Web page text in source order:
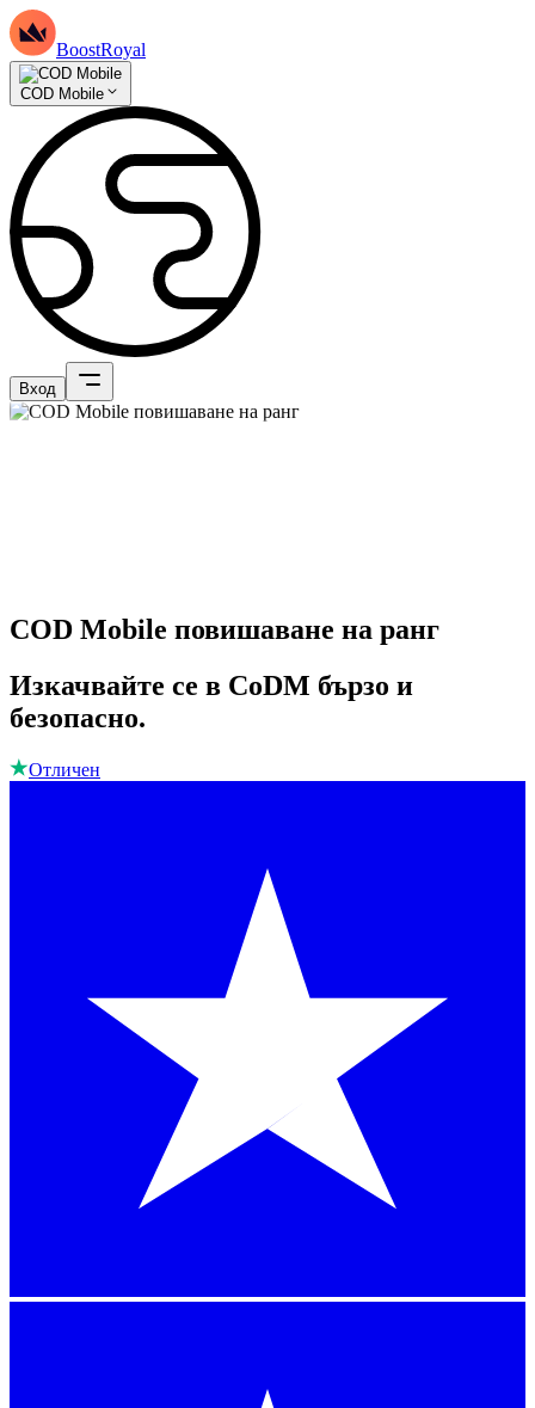
BoostRoyal
COD Mobile
Вход
COD Mobile повишаване на ранг
Изкачвайте се в CoDM бързо и
безопасно.
Отличен